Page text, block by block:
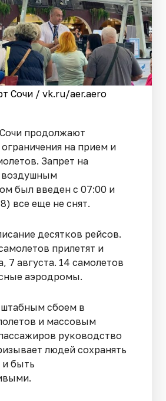
Сочи / vk.ru/aer.aero
продолжают
на прием и
Запрет на
воздушным
был введен с 07:00 и
все еще не снят.
десятков рейсов.
прилетят и
7 августа. 14 самолетов
аэродромы.
сбоем в
и массовым
руководство
людей сохранять
и быть